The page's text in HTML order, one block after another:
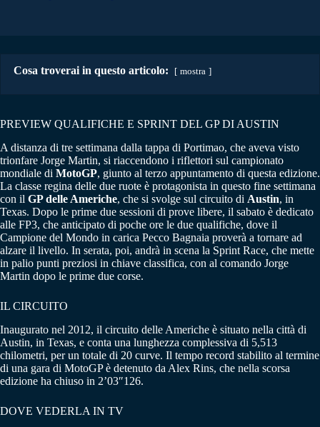
Cosa troverai in questo articolo: mostra
PREVIEW QUALIFICHE E SPRINT DEL GP DI AUSTIN
A distanza di tre settimana dalla tappa di Portimao, che aveva visto
trionfare Jorge Martin, si riaccendono i riflettori sul campionato
mondiale di MotoGP, giunto al terzo appuntamento di questa edizione.
La classe regina delle due ruote è protagonista in questo fine settimana
con il GP delle Americhe, che si svolge sul circuito di Austin, in
Texas. Dopo le prime due sessioni di prove libere, il sabato è dedicato
alle FP3, che anticipato di poche ore le due qualifiche, dove il
Campione del Mondo in carica Pecco Bagnaia proverà a tornare ad
alzare il livello. In serata, poi, andrà in scena la Sprint Race, che mette
in palio punti preziosi in chiave classifica, con al comando Jorge
Martin dopo le prime due corse.
IL CIRCUITO
Inaugurato nel 2012, il circuito delle Americhe è situato nella città di
Austin, in Texas, e conta una lunghezza complessiva di 5,513
chilometri, per un totale di 20 curve. Il tempo record stabilito al termine
di una gara di MotoGP è detenuto da Alex Rins, che nella scorsa
edizione ha chiuso in 2’03″126.
DOVE VEDERLA IN TV